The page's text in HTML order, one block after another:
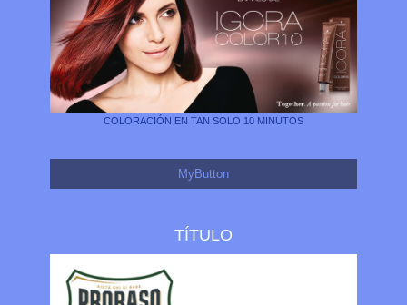
COLORACIÓN EN TAN SOLO 10 MINUTOS
MyButton
TÍTULO